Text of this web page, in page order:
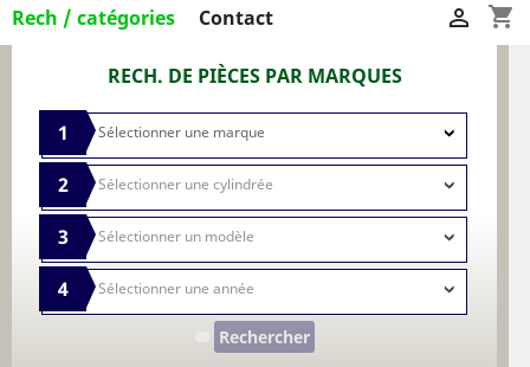
Rech / catégories Contact shopping_cart

RECH. DE PIÈCES PAR MARQUES
1
2
3
4
Rechercher